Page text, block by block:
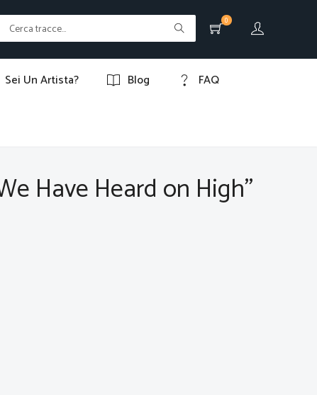
0
Sei Un Artista? Blog FAQ
Have Heard on High"